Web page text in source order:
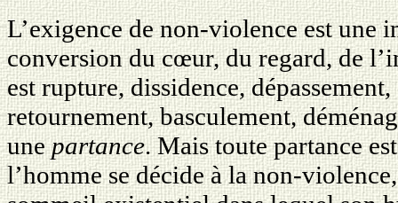
L’exigence de non-violence est une
conversion du cœur, du regard, de
est rupture, dissidence,
retournement, basculement,
unepartance. Mais toute partance
l’homme se décide à la non-